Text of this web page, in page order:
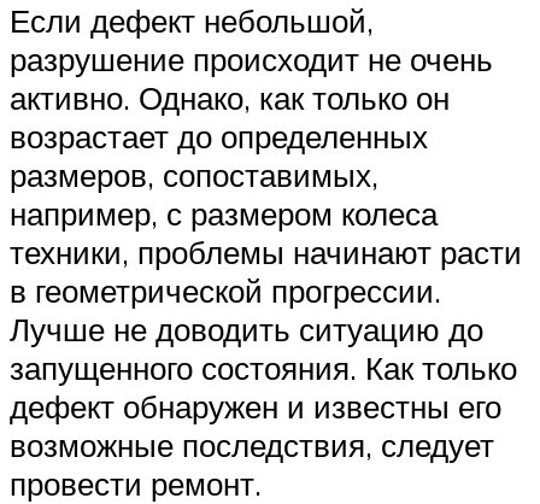
Если дефект небольшой,
разрушение происходит не очень
активно. Однако, как только он
возрастает до определенных
размеров, сопоставимых,
например, с размером колеса
техники, проблемы начинают расти
в геометрической прогрессии.
Лучше не доводить ситуацию до
запущенного состояния. Как только
дефект обнаружен и известны его
возможные последствия, следует
провести ремонт.